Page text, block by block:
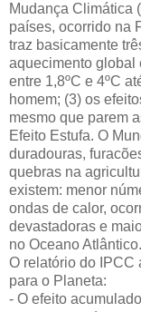
Mudança Climática
países, ocorrido na
traz basicamente
aquecimento global
entre 1,8ºC e 4ºC
homem; (3) os
mesmo que parem
Efeito Estufa. O
duradouras,
quebras na
existem: menor
ondas de calor,
devastadoras e
no Oceano Atlântico.
O relatório do IPCC
para o Planeta:
- O efeito